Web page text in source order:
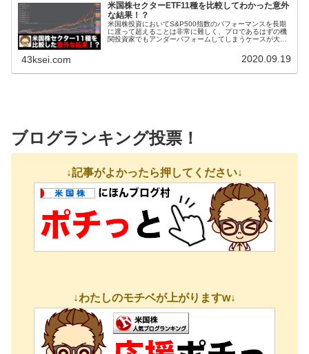
米国株セクターETF11種を比較してわかった意外
な結果！？
米国株投資においてS&P500指数のパフォーマンスを長期
に渡って超えることは非常に難しく、プロであるはずの機
関投資家でもアンダーパフォームしてしまうケースが大半
43ksei.com 2020.09.19
ブログランキング投票！
↓記事がよかったら押してください↓
↓わたしのモチベが上がりますw↓